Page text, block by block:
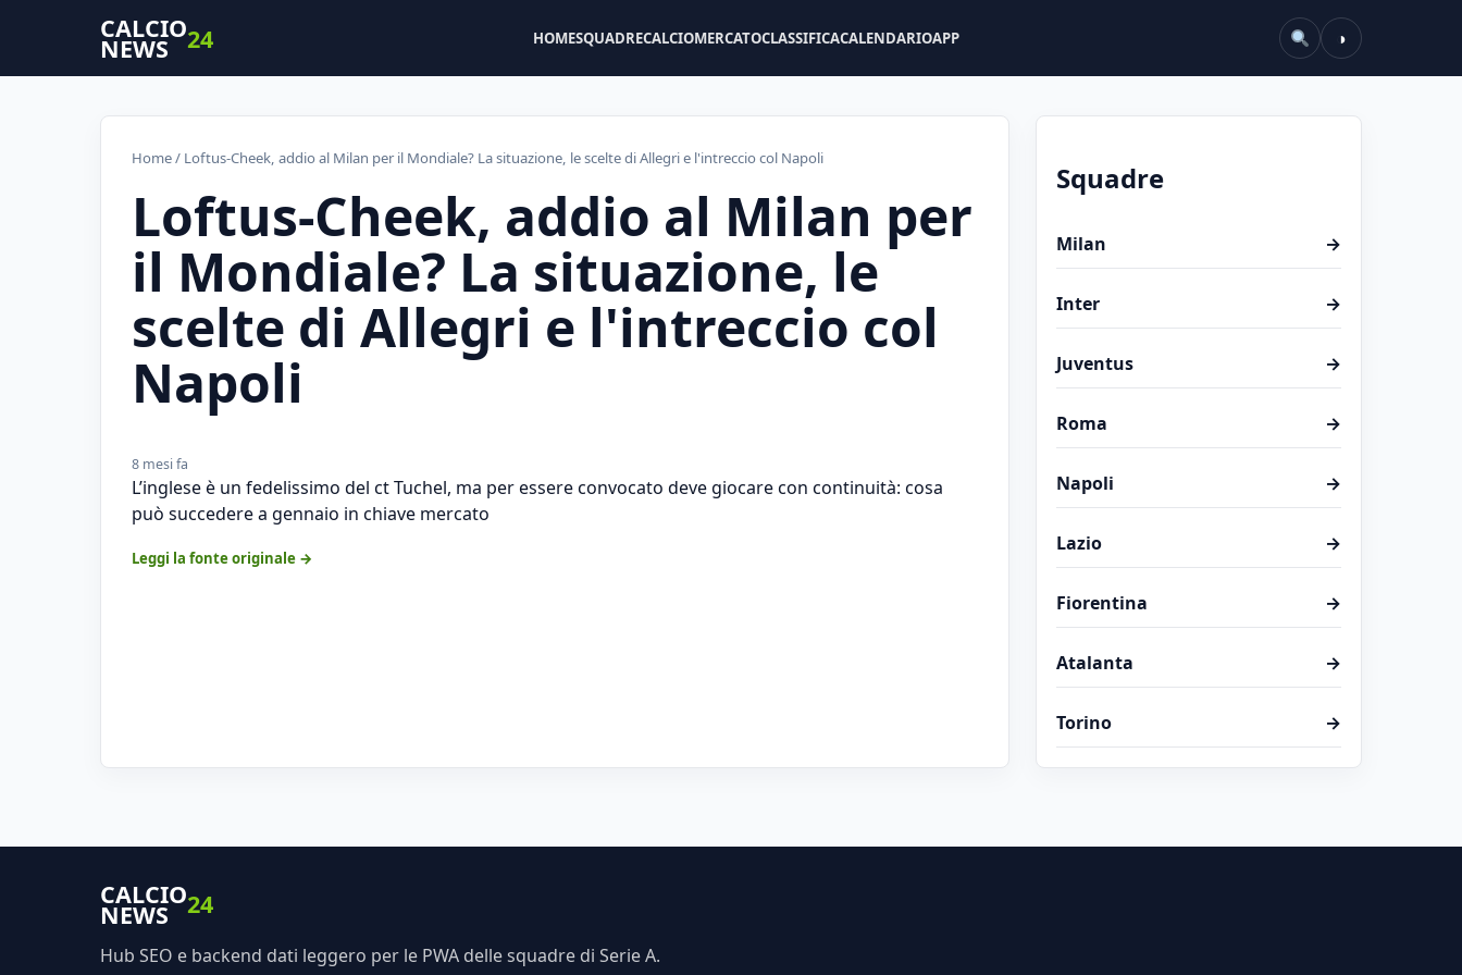
CALCIO
NEWS 24 HOMESQUADRECALCIOMERCATOCLASSIFICACALENDARIOAPP ◑
Home/ Loftus-Cheek, addio al Milan per il Mondiale? La situazione, le scelte di Allegri e l'intreccio col Napoli
Loftus-Cheek, addio al Milan per
il Mondiale? La situazione, le
scelte di Allegri e l'intreccio col
Napoli
8 mesi fa
L’inglese è un fedelissimo del ct Tuchel, ma per essere convocato deve giocare con continuità: cosa
può succedere a gennaio in chiave mercato
Leggi la fonte originale →
Squadre
Milan →
Inter →
Juventus →
Roma →
Napoli →
Lazio →
Fiorentina →
Atalanta →
Torino →
CALCIO
NEWS 24
Hub SEO e backend dati leggero per le PWA delle squadre di Serie A.